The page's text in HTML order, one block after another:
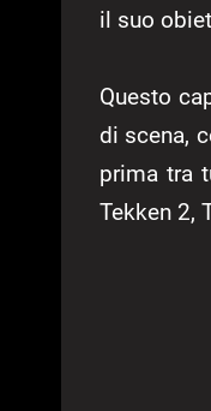
il suo
Questo
di scena,
prima tra
Tekken 2,